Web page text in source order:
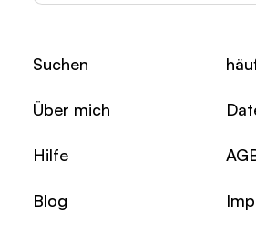
Suchen
Über mich
Hilfe
Blog